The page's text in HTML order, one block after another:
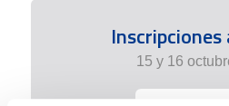
15 y 16